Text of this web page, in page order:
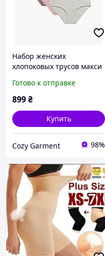
Набор женских
хлопоковых трусов макси
принтом Atlantic 3LP-222
кофейный/розовый/
Готово к отправке
899₴
Купить
Cozy Garment 98%